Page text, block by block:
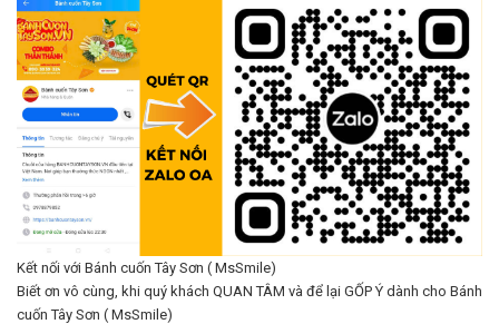
Kết nối với Bánh cuốn Tây Sơn ( MsSmile)
Biết ơn vô cùng, khi quý khách QUAN TÂM và để lại GỐP Ý dành cho Bánh
cuốn Tây Sơn ( MsSmile)